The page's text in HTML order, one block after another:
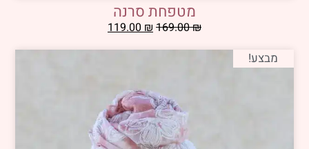
מטפחת סרנה
169.00₪
119.00₪
מבצע!